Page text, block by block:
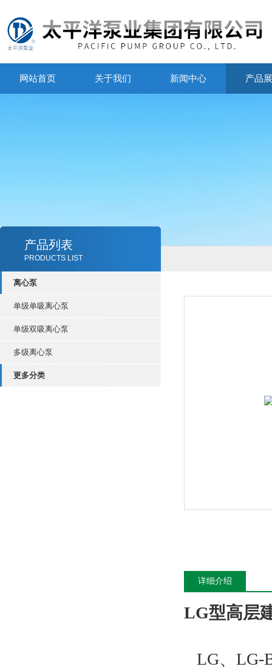
网站首页 关于我们 新闻中心 产品
产品列表
PRODUCTS LIST
离心泵
单级单吸离心泵
单级双吸离心泵
多级离心泵
更多分类
详细介绍
LG型高层
LG、LG-